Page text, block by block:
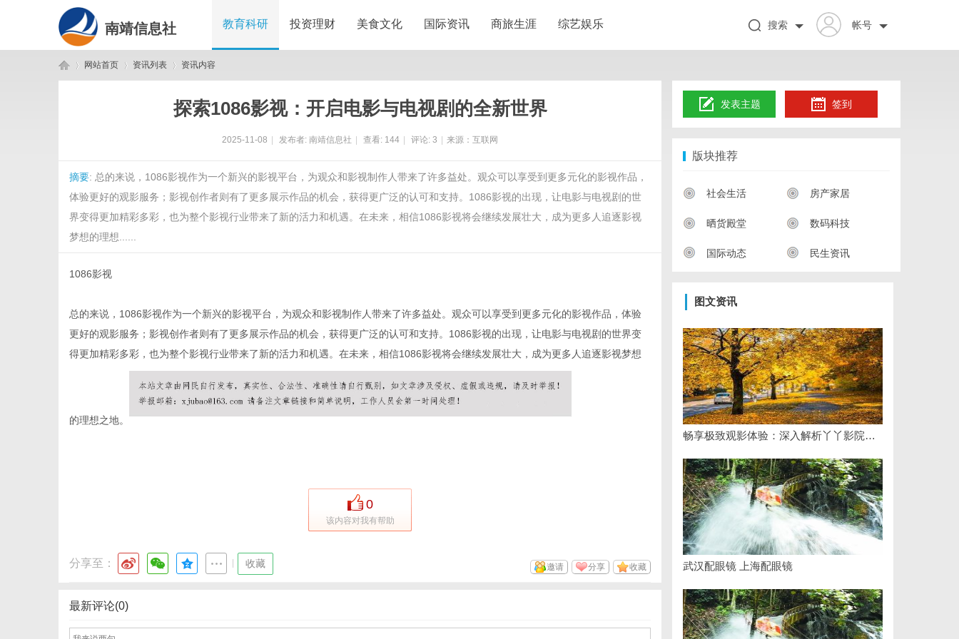
南靖信息社 教育科研 投资理财 美食文化 国际资讯 商旅生涯 综艺娱乐 帐号
搜索
网站首页 资讯列表 资讯内容
探索1086影视：开启电影与电视剧的全新世界
2025-11-08 发布者: 南靖信息社 查看: 144 评论: 3 来源：互联网
摘要: 总的来说，1086影视作为一个新兴的影视平台，为观众和影视制作人带来了许多益处。观众可以享受到更多元化的影视作品，
体验更好的观影服务；影视创作者则有了更多展示作品的机会，获得更广泛的认可和支持。1086影视的出现，让电影与电视剧的世
界变得更加精彩多彩，也为整个影视行业带来了新的活力和机遇。在未来，相信1086影视将会继续发展壮大，成为更多人追逐影视
梦想的理想......
1086影视
总的来说，1086影视作为一个新兴的影视平台，为观众和影视制作人带来了许多益处。观众可以享受到更多元化的影视作品，体验
更好的观影服务；影视创作者则有了更多展示作品的机会，获得更广泛的认可和支持。1086影视的出现，让电影与电视剧的世界变
得更加精彩多彩，也为整个影视行业带来了新的活力和机遇。在未来，相信1086影视将会继续发展壮大，成为更多人追逐影视梦想
的理想之地。
0
该内容对我有帮助
分享至： 收藏 收藏
分享
邀请
最新评论(0)
发表主题 签到
版块推荐
社会生活 房产家居
晒货殿堂 数码科技
国际动态 民生资讯
图文资讯
畅享极致观影体验：深入解析丫丫影院的魅力与优势
武汉配眼镜 上海配眼镜